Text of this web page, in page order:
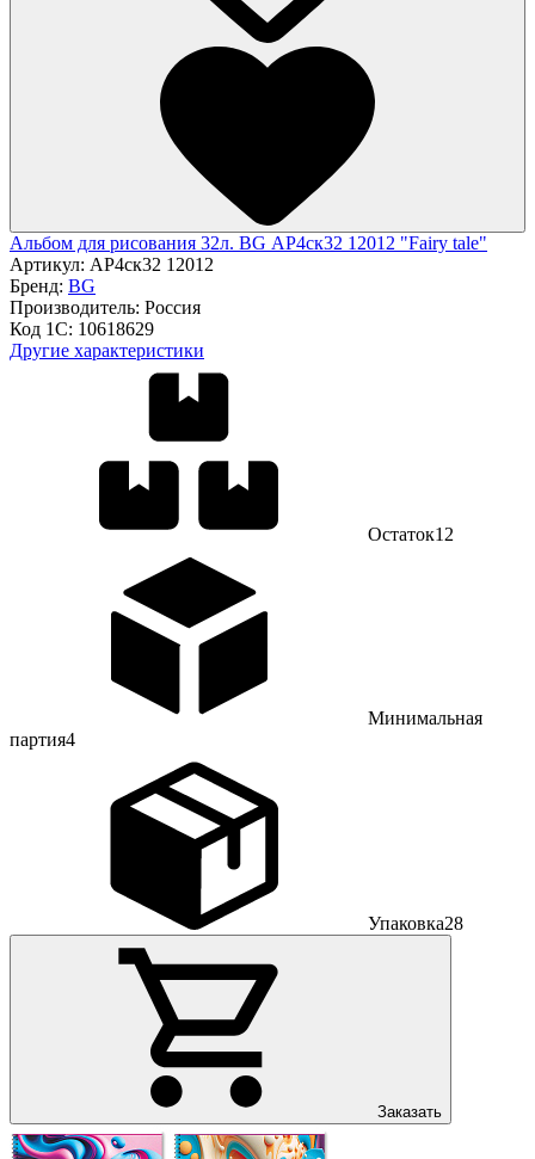
Альбом для рисования 32л. BG АР4ск32 12012 "Fairy tale"
Артикул: АР4ск32 12012
Бренд: BG
Производитель: Россия
Код 1С: 10618629
Другие характеристики
Остаток12
Минимальная
партия4
Упаковка28
Заказать